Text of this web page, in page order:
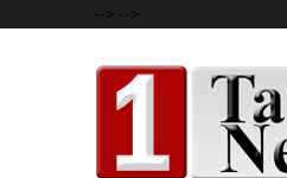
--> -->